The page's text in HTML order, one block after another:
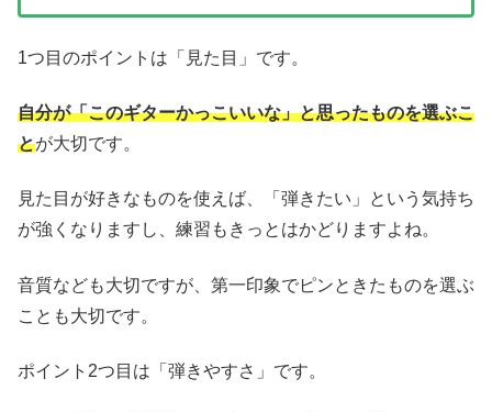
1つ目のポイントは「見た目」です。
自分が「このギターかっこいいな」と思ったものを選ぶこ
とが大切です。
見た目が好きなものを使えば、「弾きたい」という気持ち
が強くなりますし、練習もきっとはかどりますよね。
音質なども大切ですが、第一印象でピンときたものを選ぶ
ことも大切です。
ポイント2つ目は「弾きやすさ」です。